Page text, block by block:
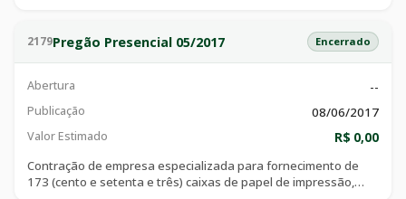
secretarias, órgãos municipais, fundos, autarquias e
2179Pregão Presencial 05/2017 Encerrado
Abertura --
Publicação 08/06/2017
Valor Estimado
R$ 0,00
Contração de empresa especializada para fornecimento de
173 (cento e setenta e três) caixas de papel de impressão,